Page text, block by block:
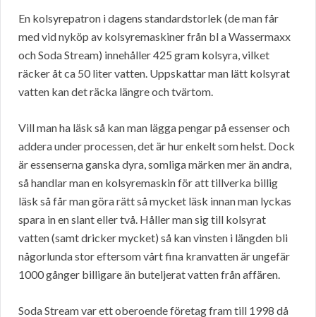
En kolsyrepatron i dagens standardstorlek (de man får
med vid nyköp av kolsyremaskiner från bl a Wassermaxx
och Soda Stream) innehåller 425 gram kolsyra, vilket
räcker åt ca 50 liter vatten. Uppskattar man lätt kolsyrat
vatten kan det räcka längre och tvärtom.
Vill man ha läsk så kan man lägga pengar på essenser och
addera under processen, det är hur enkelt som helst. Dock
är essenserna ganska dyra, somliga märken mer än andra,
så handlar man en kolsyremaskin för att tillverka billig
läsk så får man göra rätt så mycket läsk innan man lyckas
spara in en slant eller två. Håller man sig till kolsyrat
vatten (samt dricker mycket) så kan vinsten i längden bli
någorlunda stor eftersom vårt fina kranvatten är ungefär
1000 gånger billigare än buteljerat vatten från affären.
Soda Stream var ett oberoende företag fram till 1998 då